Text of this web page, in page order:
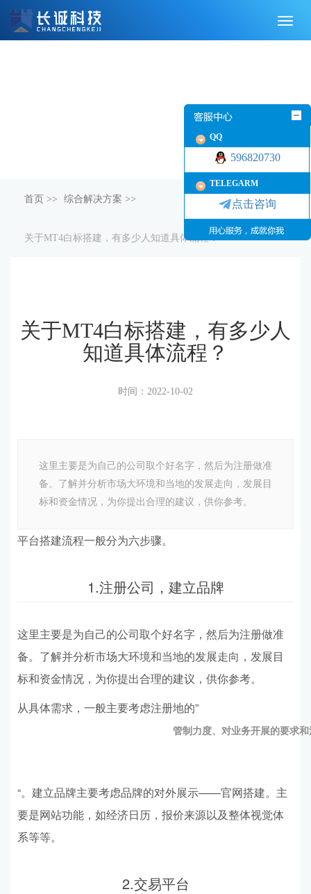
切
首页 >> 综合解决方案 >>
关于MT4白标搭建，有多少人知道具体流程？
关于MT4白标搭建，有多少人
知道具体流程？
时间：2022-10-02
这里主要是为自己的公司取个好名字，然后为注册做准
备。了解并分析市场大环境和当地的发展走向，发展目
标和资金情况，为你提出合理的建议，供你参考。
平台搭建流程一般分为六步骤。
1.注册公司，建立品牌
这里主要是为自己的公司取个好名字，然后为注册做准
备。了解并分析市场大环境和当地的发展走向，发展目
标和资金情况，为你提出合理的建议，供你参考。
从具体需求，一般主要考虑注册地的”
管制力度、对业务开展的要求
“。建立品牌主要考虑品牌的对外展示——官网搭建。主
要是网站功能，如经济日历，报价来源以及整体视觉体
系等等。
2.交易平台
QQ
596820730
TELEGARM
点击咨询